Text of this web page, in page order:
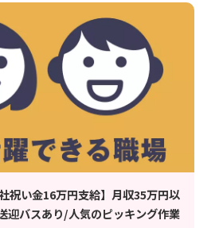
祝い金16万円支給】月収35万円以
迎バスあり/人気のピッキング作業